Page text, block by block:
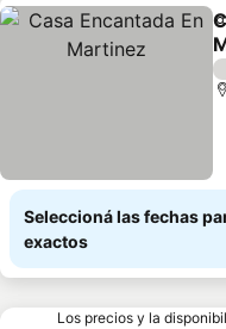
Seleccioná las fechas
exactos
Los precios y la